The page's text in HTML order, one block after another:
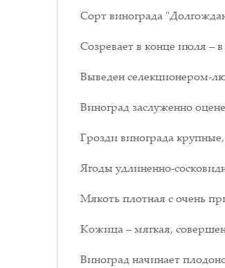
Сорт винограда
Созревает в конце июля – в
Выведен селекционером-
Виноград заслуженно
Грозди винограда
Ягоды удлиненно-
Мякоть плотная с очень
Кожица – мягкая,
Виноград начинает